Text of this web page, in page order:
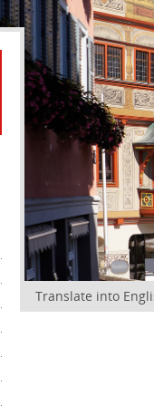
Translate into